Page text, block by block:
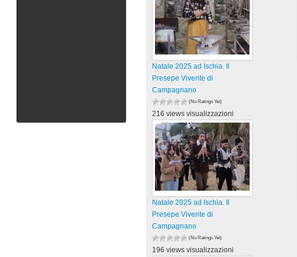
Natale 2025 ad Ischia. Il
Presepe Vivente di
Campagnano
(No Ratings Yet)
216 views visualizzazioni
Natale 2025 ad Ischia. Il
Presepe Vivente di
Campagnano
(No Ratings Yet)
196 views visualizzazioni